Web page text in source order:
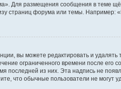
Для размещения сообщения в теме
страниц форума или темы.
вы можете редактировать и
ограниченного времени после
последней из них. Эта надпись не
что обычные пользователи не могут